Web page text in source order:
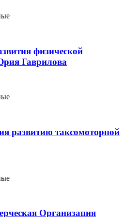
физической
Гаврилова
развитию таксомоторной
Организация